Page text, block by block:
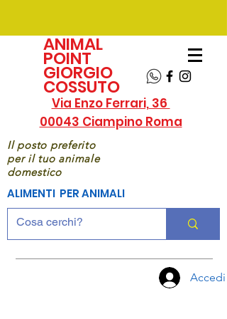
ANIMAL
POINT
GIORGIO
COSSUTO
Via Enzo Ferrari, 36
00043 Ciampino Roma
Il posto preferito
per il tuo animale
domestico
ALIMENTI PER ANIMALI
Accedi